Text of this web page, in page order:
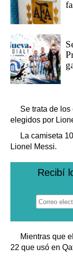
Se trata de
elegidos por
La camiseta
Lionel Messi.
Recibí
Mientras que
22 que usó en